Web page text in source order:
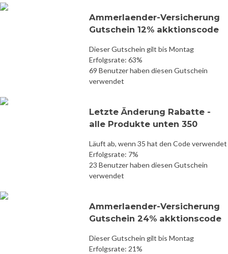
Ammerlaender-Versicherung
Gutschein 12% akktionscode
Dieser Gutschein gilt bis Montag
Erfolgsrate: 63%
69 Benutzer haben diesen Gutschein
verwendet
Letzte Änderung Rabatte -
alle Produkte unten 350
Läuft ab, wenn 35 hat den Code verwendet
Erfolgsrate: 7%
23 Benutzer haben diesen Gutschein
verwendet
Ammerlaender-Versicherung
Gutschein 24% akktionscode
Dieser Gutschein gilt bis Montag
Erfolgsrate: 21%